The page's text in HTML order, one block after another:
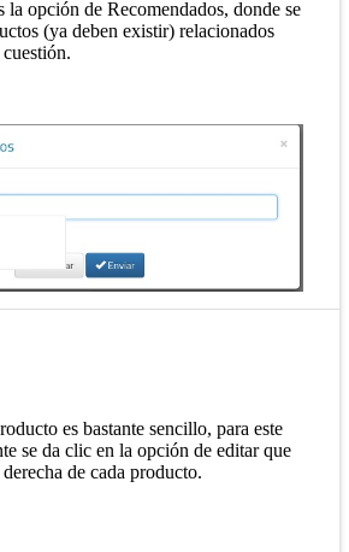
la opción de Recomendados, donde se
(ya deben existir) relacionados
es bastante sencillo, para este
se da clic en la opción de editar que
de cada producto.